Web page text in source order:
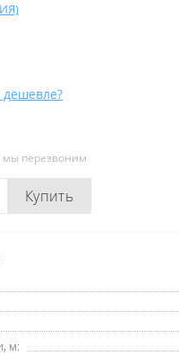
мы перезвоним
Купить
м: